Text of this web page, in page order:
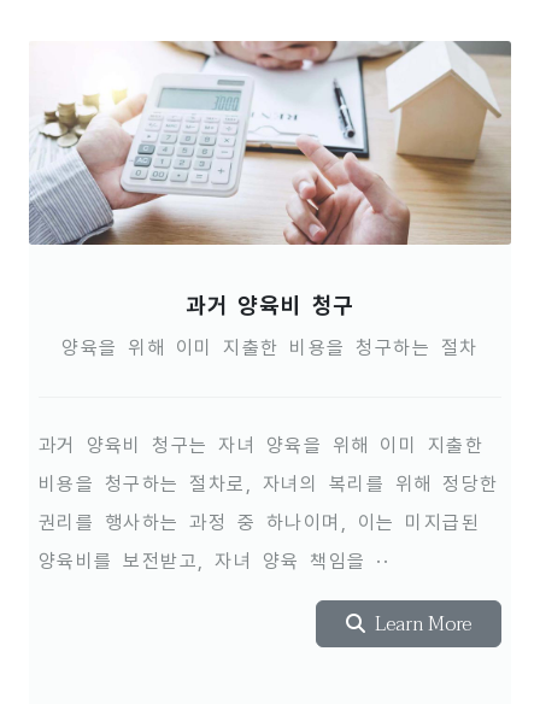
과거 양육비 청구
양육을 위해 이미 지출한 비용을 청구하는 절차
과거 양육비 청구는 자녀 양육을 위해 이미 지출한
비용을 청구하는 절차로, 자녀의 복리를 위해 정당한
권리를 행사하는 과정 중 하나이며, 이는 미지급된
양육비를 보전받고, 자녀 양육 책임을 ··
Learn More